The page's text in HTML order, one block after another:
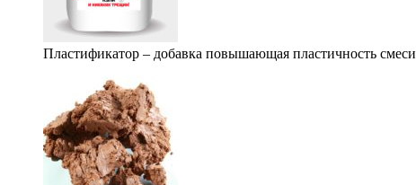
Пластификатор – добавка повышающая пластичность смеси